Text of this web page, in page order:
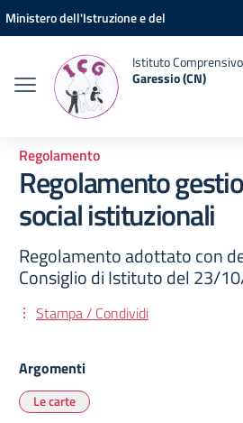
Vai ai contenuti
Vai al menu di navigazione
Vai al footer
Ministero dell'Istruzione e del
Istituto Comprensivo
Garessio (CN)
Regolamento
Regolamento
social istituzionali
Regolamento adottato con
Consiglio di Istituto del 23/
Stampa / Condividi
Argomenti
Le carte